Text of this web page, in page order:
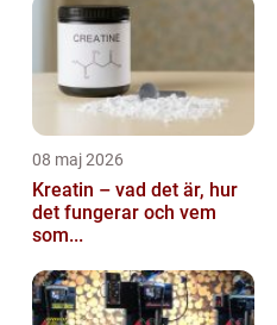
08 maj 2026
Kreatin – vad det är, hur
det fungerar och vem
som...